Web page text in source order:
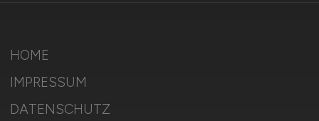
HOME
IMPRESSUM
DATENSCHUTZ